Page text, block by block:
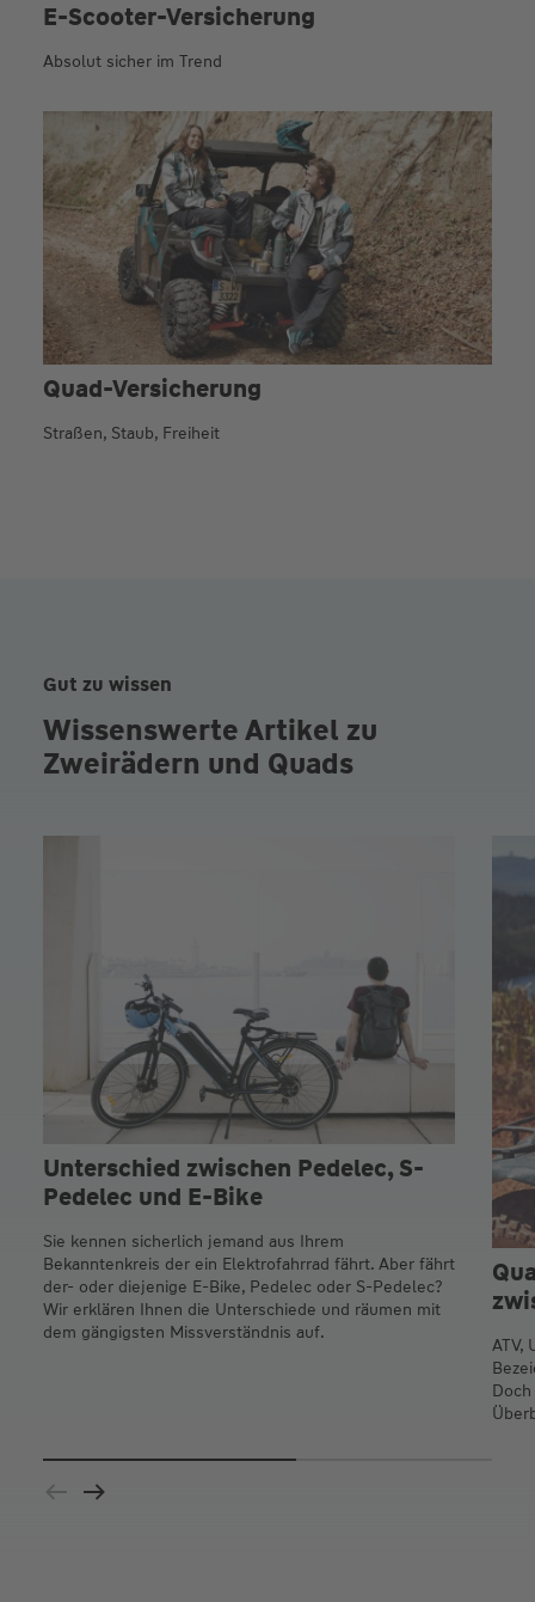
E-Scooter-Versicherung
Absolut sicher im Trend
Quad-Versicherung
Straßen, Staub, Freiheit
Gut zu wissen
Wissenswerte Artikel zu
Zweirädern und Quads
Unterschied zwischen Pedelec, S-
Pedelec und E-Bike
Sie kennen sicherlich jemand aus Ihrem
Bekanntenkreis der ein Elektrofahrrad fährt. Aber fährt
der- oder diejenige E-Bike, Pedelec oder S-Pedelec?
Wir erklären Ihnen die Unterschiede und räumen mit
dem gängigsten Missverständnis auf.
ATV,